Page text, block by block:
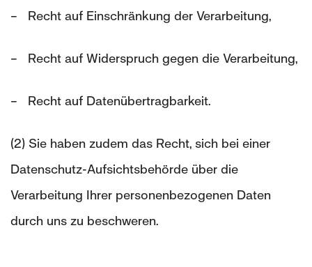
– Recht auf Einschränkung der Verarbeitung,
– Recht auf Widerspruch gegen die Verarbeitung,
– Recht auf Datenübertragbarkeit.
(2) Sie haben zudem das Recht, sich bei einer
Datenschutz-Aufsichtsbehörde über die
Verarbeitung Ihrer personenbezogenen Daten
durch uns zu beschweren.